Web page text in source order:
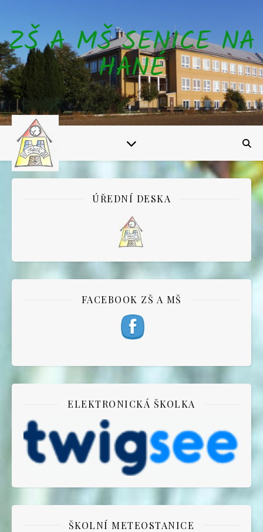
ZŠ A MŠ SENICE NA
HANÉ
ÚŘEDNÍ DESKA
FACEBOOK ZŠ A MŠ
ELEKTRONICKÁ ŠKOLKA
ŠKOLNÍ METEOSTANICE